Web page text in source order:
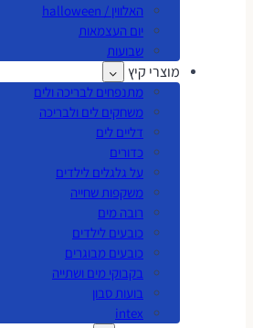
האלווין / halloween
יום העצמאות
שבועות
מוצרי קיץ
מתנפחים לבריכה ולים
משחקים לים ולבריכה
דליים לים
כדורים
על גלגלים לילדים
משקפות שחייה
רובה מים
כובעים לילדים
כובעים מבוגרים
בקבוקי מים ושתייה
בועות סבון
intex